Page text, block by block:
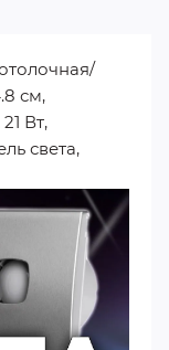
см,
Вт,
света,